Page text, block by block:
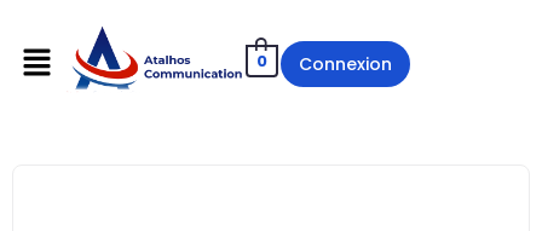
0 Connexion